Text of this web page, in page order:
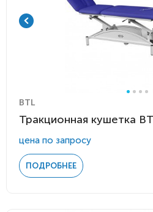
BTL
Тракционная кушетка
цена по запросу
ПОДРОБНЕЕ